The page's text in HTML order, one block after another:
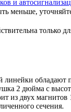
и
меньше,
только
линейки
2 дюйма с
из двух
сечения.